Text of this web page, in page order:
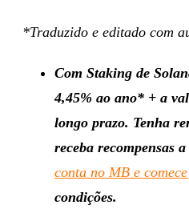
*Traduzido e editado com
Com Staking de
4,45% ao ano* + a
longo prazo. Tenha
receba recompensas
conta no MB e
condições.